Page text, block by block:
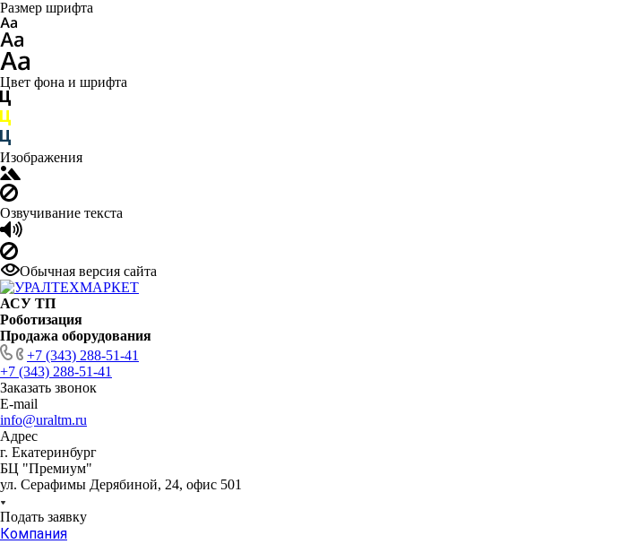
Размер шрифта
Цвет фона и шрифта
Изображения
Озвучивание текста
Обычная версия сайта
АСУ ТП
Роботизация
Продажа оборудования
+7 (343) 288-51-41
+7 (343) 288-51-41
Заказать звонок
E-mail
info@uraltm.ru
Адрес
г. Екатеринбург
БЦ "Премиум"
ул. Серафимы Дерябиной, 24, офис 501
Подать заявку
Компания